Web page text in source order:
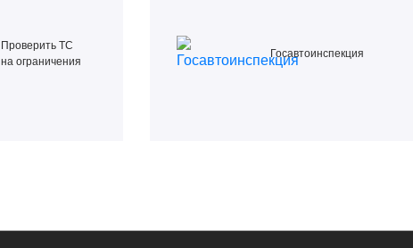
Проверить ТС
на ограничения
Госавтоинспекция